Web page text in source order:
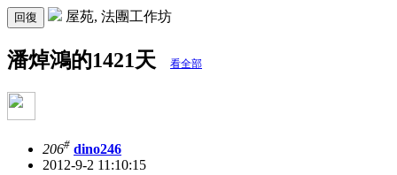
回復 屋苑, 法團工作坊
潘焯鴻的1421天 看全部
206# dino246
2012-9-2 11:10:15